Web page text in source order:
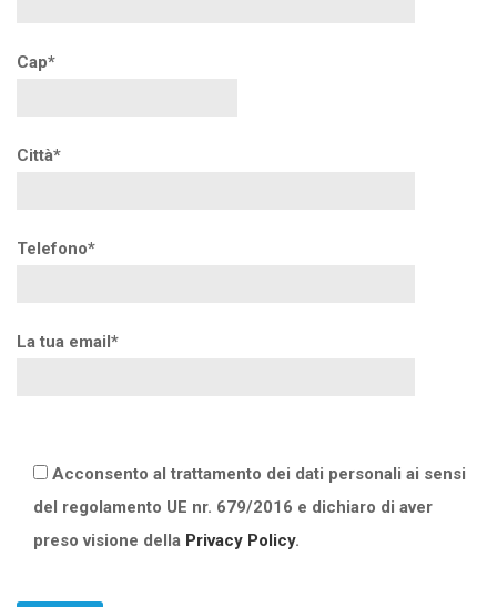
Cap*
Città*
Telefono*
La tua email*
Acconsento al trattamento dei dati personali ai sensi
del regolamento UE nr. 679/2016 e dichiaro di aver
preso visione della Privacy Policy.